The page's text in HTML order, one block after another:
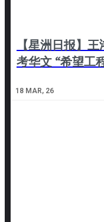
【星洲日报】
考华文 “希望工
18 MAR, 26